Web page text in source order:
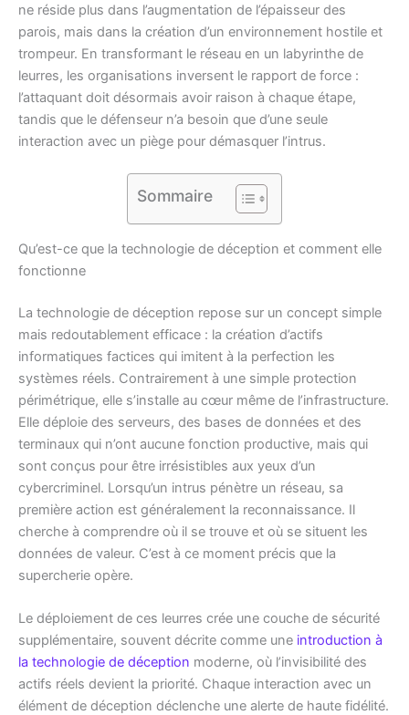
ne réside plus dans l’augmentation de l’épaisseur des
parois, mais dans la création d’un environnement hostile et
trompeur. En transformant le réseau en un labyrinthe de
leurres, les organisations inversent le rapport de force :
l’attaquant doit désormais avoir raison à chaque étape,
tandis que le défenseur n’a besoin que d’une seule
interaction avec un piège pour démasquer l’intrus.
Sommaire
Qu’est-ce que la technologie de déception et comment elle
fonctionne
La technologie de déception repose sur un concept simple
mais redoutablement efficace : la création d’actifs
informatiques factices qui imitent à la perfection les
systèmes réels. Contrairement à une simple protection
périmétrique, elle s’installe au cœur même de l’infrastructure.
Elle déploie des serveurs, des bases de données et des
terminaux qui n’ont aucune fonction productive, mais qui
sont conçus pour être irrésistibles aux yeux d’un
cybercriminel. Lorsqu’un intrus pénètre un réseau, sa
première action est généralement la reconnaissance. Il
cherche à comprendre où il se trouve et où se situent les
données de valeur. C’est à ce moment précis que la
supercherie opère.
Le déploiement de ces leurres crée une couche de sécurité
supplémentaire, souvent décrite comme une introduction à
la technologie de déception moderne, où l’invisibilité des
actifs réels devient la priorité. Chaque interaction avec un
élément de déception déclenche une alerte de haute fidélité.